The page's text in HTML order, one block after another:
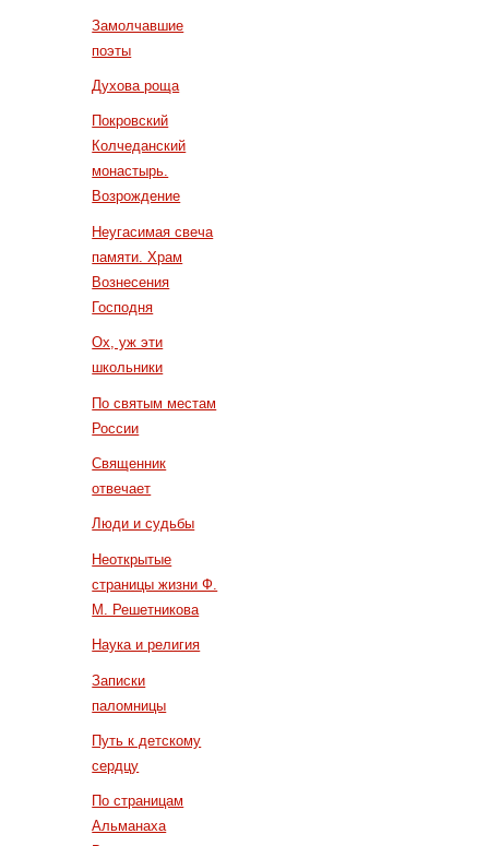
Замолчавшие
поэты
Духова роща
Покровский
Колчеданский
монастырь.
Возрождение
Неугасимая свеча
памяти. Храм
Вознесения
Господня
Ох, уж эти
школьники
По святым местам
России
Священник
отвечает
Люди и судьбы
Неоткрытые
страницы жизни Ф.
М. Решетникова
Наука и религия
Записки
паломницы
Путь к детскому
сердцу
По страницам
Альманаха